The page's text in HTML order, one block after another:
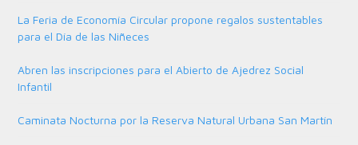
La Feria de Economía Circular propone regalos sustentables
para el Día de las Niñeces
Abren las inscripciones para el Abierto de Ajedrez Social
Infantil
Caminata Nocturna por la Reserva Natural Urbana San Martín